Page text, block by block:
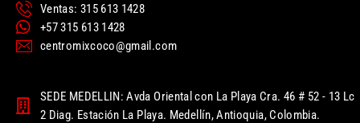
Ventas: 315 613 1428
+57 315 613 1428
centromixcoco@gmail.com
SEDE MEDELLIN: Avda Oriental con La Playa Cra. 46 # 52 - 13 Lc
2 Diag. Estación La Playa. Medellín, Antioquia, Colombia.